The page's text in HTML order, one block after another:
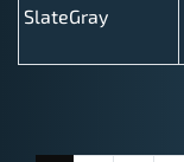
SlateGray